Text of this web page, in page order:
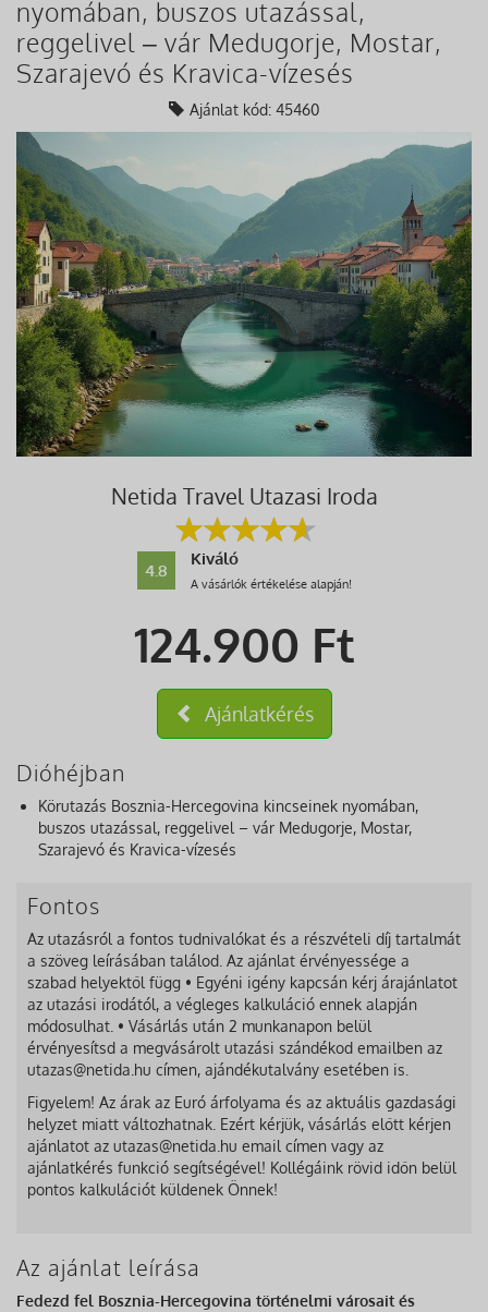
nyomában, buszos utazással,
reggelivel – vár Medugorje, Mostar,
Szarajevó és Kravica-vízesés
Ajánlat kód: 45460
Netida Travel Utazasi Iroda
4.8
Kiváló
A vásárlók értékelése alapján!
124.900 Ft
Ajánlatkérés
Dióhéjban
Körutazás Bosznia-Hercegovina kincseinek nyomában,
buszos utazással, reggelivel – vár Medugorje, Mostar,
Szarajevó és Kravica-vízesés
Fontos
Az utazásról a fontos tudnivalókat és a részvételi díj tartalmát
a szöveg leírásában találod. Az ajánlat érvényessége a
szabad helyektől függ • Egyéni igény kapcsán kérj árajánlatot
az utazási irodától, a végleges kalkuláció ennek alapján
módosulhat. • Vásárlás után 2 munkanapon belül
érvényesítsd a megvásárolt utazási szándékod emailben az
utazas@netida.hu címen, ajándékutalvány esetében is.
Figyelem! Az árak az Euró árfolyama és az aktuális gazdasági
helyzet miatt változhatnak. Ezért kérjük, vásárlás előtt kérjen
ajánlatot az utazas@netida.hu email címen vagy az
ajánlatkérés funkció segítségével! Kollégáink rövid időn belül
pontos kalkulációt küldenek Önnek!
Az ajánlat leírása
Fedezd fel Bosznia-Hercegovina történelmi városait és